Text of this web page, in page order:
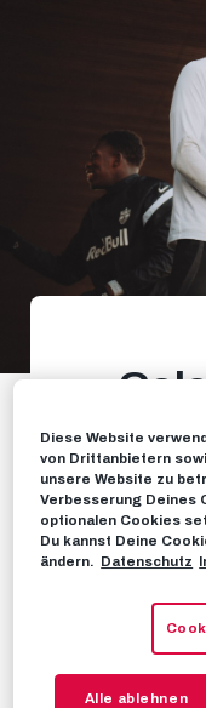
Voller
Diese Website
von Drittanbietern
unsere Website zu
Verbesserung Deines
optionalen Cookies
Du kannst Deine
ändern.
Datenschutz
Alle ablehnen